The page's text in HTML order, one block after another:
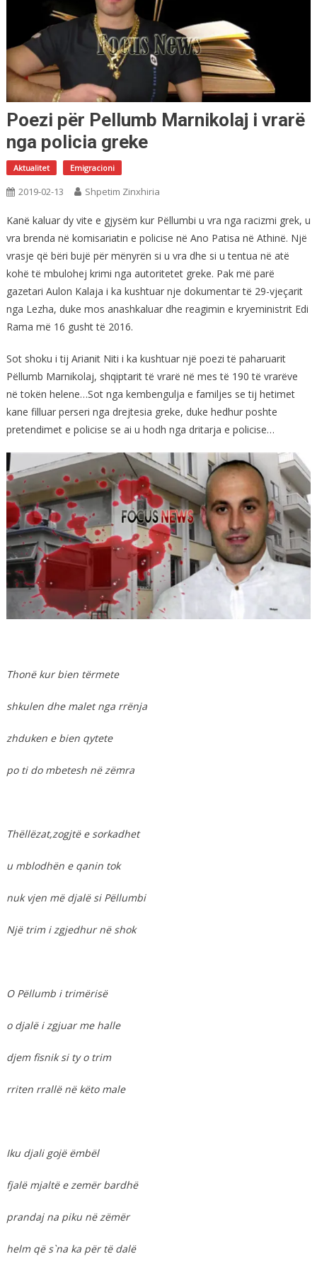
Poezi për Pellumb Marnikolaj i vrarë
nga policia greke
Aktualitet Emigracioni
2019-02-13 Shpetim Zinxhiria
Kanë kaluar dy vite e gjysëm kur Pëllumbi u vra nga racizmi grek, u
vra brenda në komisariatin e policise në Ano Patisa në Athinë. Një
vrasje që bëri bujë për mënyrën si u vra dhe si u tentua në atë
kohë të mbulohej krimi nga autoritetet greke. Pak më parë
gazetari Aulon Kalaja i ka kushtuar nje dokumentar të 29-vjeçarit
nga Lezha, duke mos anashkaluar dhe reagimin e kryeministrit Edi
Rama më 16 gusht të 2016.
Sot shoku i tij Arianit Niti i ka kushtuar një poezi të paharuarit
Pëllumb Marnikolaj, shqiptarit të vrarë në mes të 190 të vrarëve
në tokën helene…Sot nga kembengulja e familjes se tij hetimet
kane filluar perseri nga drejtesia greke, duke hedhur poshte
pretendimet e policise se ai u hodh nga dritarja e policise…
Thonë kur bien tërmete
shkulen dhe malet nga rrënja
zhduken e bien qytete
po ti do mbetesh në zëmra
Thëllëzat,zogjtë e sorkadhet
u mblodhën e qanin tok
nuk vjen më djalë si Pëllumbi
Një trim i zgjedhur në shok
O Pëllumb i trimërisë
o djalë i zgjuar me halle
djem fisnik si ty o trim
rriten rrallë në këto male
Iku djali gojë ëmbël
fjalë mjaltë e zemër bardhë
prandaj na piku në zëmër
helm që s`na ka për të dalë